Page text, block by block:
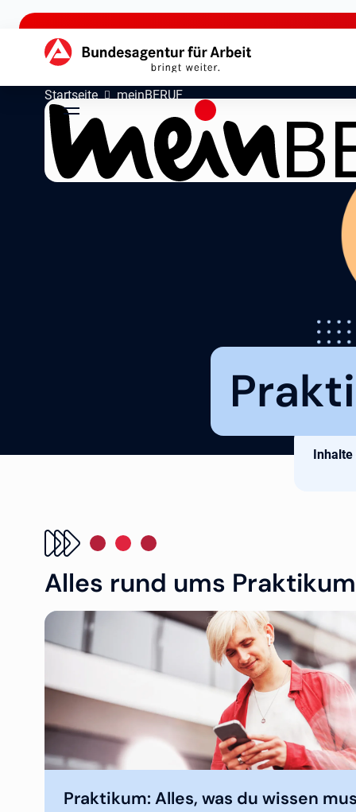
zu den Hauptinhalten springen
Hauptnavigation
Startseite meinBERUF
Inhalte
Alles rund ums Praktikum
Praktikum: Alles, was du wissen